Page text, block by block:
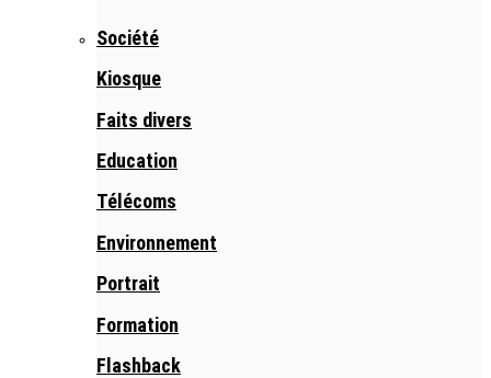
Société
Kiosque
Faits divers
Education
Télécoms
Environnement
Portrait
Formation
Flashback